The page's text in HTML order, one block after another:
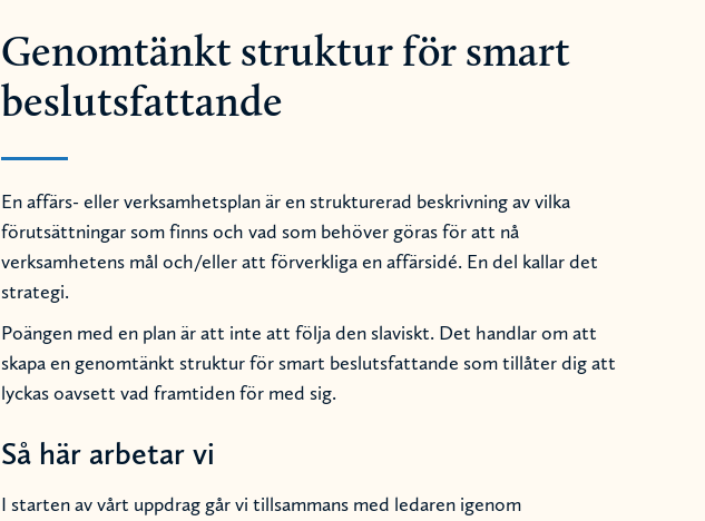
Genomtänkt struktur för smart
beslutsfattande
En affärs- eller verksamhetsplan är en strukturerad beskrivning av vilka
förutsättningar som finns och vad som behöver göras för att nå
verksamhetens mål och/eller att förverkliga en affärsidé. En del kallar det
strategi.
Poängen med en plan är att inte att följa den slaviskt. Det handlar om att
skapa en genomtänkt struktur för smart beslutsfattande som tillåter dig att
lyckas oavsett vad framtiden för med sig.
Så här arbetar vi
I starten av vårt uppdrag går vi tillsammans med ledaren igenom